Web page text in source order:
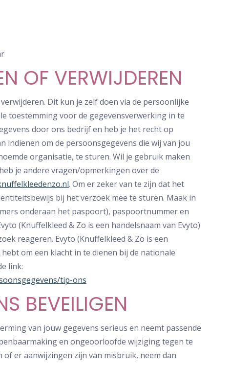
OF VERWIJDEREN
Dit kun je zelf doen via de persoonlijke
toestemming voor de gegevensverwerking in te
door ons bedrijf en heb je het recht op
indienen om de persoonsgegevens die wij van jou
organisatie, te sturen. Wil je gebruik maken
je andere vragen/opmerkingen over de
. Om er zeker van te zijn dat het
bij het verzoek mee te sturen. Maak in
onderaan het paspoort), paspoortnummer en
(Knuffelkleed & Zo is een handelsnaam van Evyto)
reageren. Evyto (Knuffelkleed & Zo is een
om een klacht in te dienen bij de nationale
link:
tip-ons
BEVEILIGEN
van jouw gegevens serieus en neemt passende
en ongeoorloofde wijziging tegen te
er aanwijzingen zijn van misbruik, neem dan